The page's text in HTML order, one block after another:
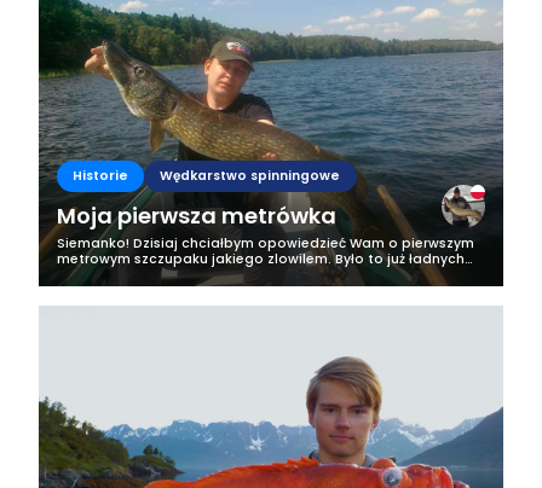
Historie Wędkarstwo spinningowe
Moja pierwsza metrówka
Siemanko! Dzisiaj chciałbym opowiedzieć Wam o pierwszym
metrowym szczupaku jakiego zlowilem. Było to już ładnych
parę lat temu, nawet dokładnie nie pamiętam w którym roku.
Pamiętam za to, że było...